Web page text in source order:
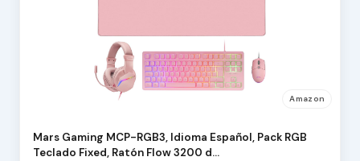
Amazon
Mars Gaming MCP-RGB3, Idioma Español, Pack RGB
Teclado Fixed, Ratón Flow 3200 d…